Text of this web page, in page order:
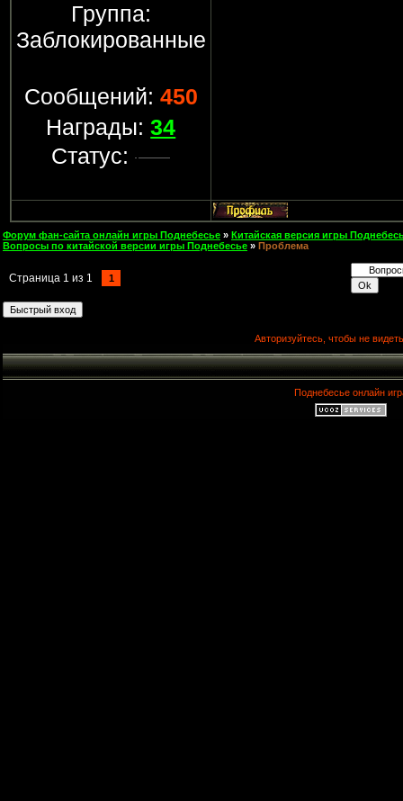
Группа:
Заблокированные
Сообщений: 450
Награды:34
Статус:
Форум фан-сайта онлайн игры Поднебесье » Китайская версия игры
Вопросы по китайской версии игры Поднебесье » Проблема
Страница 1 из 1 1
Авторизуйтесь, чтобы не
Поднебесье онлайн